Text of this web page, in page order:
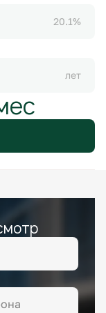
20.1%
лет